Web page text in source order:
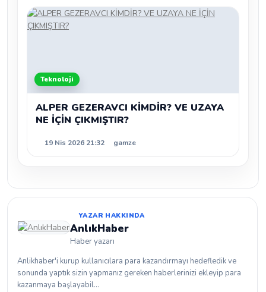
Teknoloji
ALPER GEZERAVCI KİMDİR? VE UZAYA
NE İÇİN ÇIKMIŞTIR?
19 Nis 2026 21:32 gamze
YAZAR HAKKINDA
AnlıkHaber
Haber yazarı
Anlikhaber'i kurup kullanıcılara para kazandırmayı hedefledik ve
sonunda yaptık sizin yapmanız gereken haberlerinizi ekleyip para
kazanmaya başlayabil...